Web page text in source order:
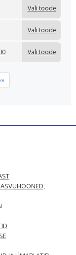
Vali toode
Vali toode
Vali toode